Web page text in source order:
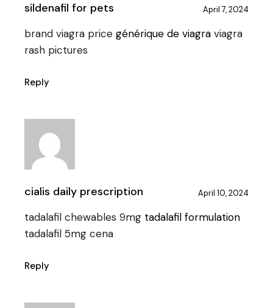
sildenafil for pets April 7, 2024
brand viagra price générique de viagra viagra
rash pictures
Reply
cialis daily prescription April 10, 2024
tadalafil chewables 9mg tadalafil formulation
tadalafil 5mg cena
Reply